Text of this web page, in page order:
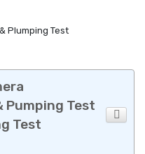
Plumping Test
Pumping Test
Test